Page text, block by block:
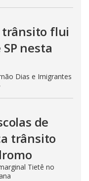
trânsito flui
nesta
Dias e Imigrantes
de
trânsito
Tietê no